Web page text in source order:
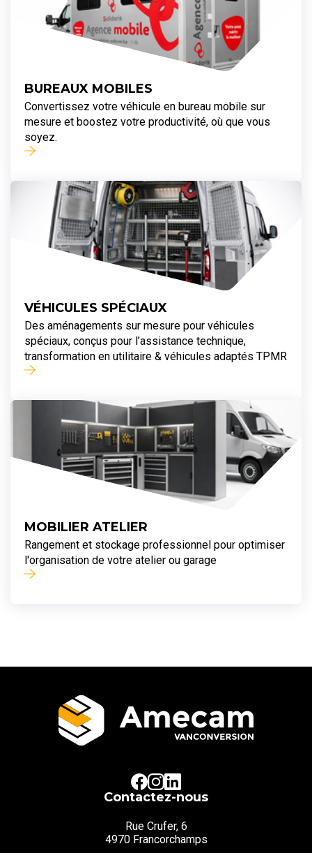
BUREAUX MOBILES
Convertissez votre véhicule en bureau mobile sur
mesure et boostez votre productivité, où que vous
soyez.
VÉHICULES SPÉCIAUX
Des aménagements sur mesure pour véhicules
spéciaux, conçus pour l’assistance technique,
transformation en utilitaire & véhicules adaptés TPMR
MOBILIER ATELIER
Rangement et stockage professionnel pour optimiser
l'organisation de votre atelier ou garage
Contactez-nous
Rue Crufer, 6
4970 Francorchamps